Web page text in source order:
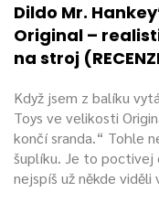
Dildo Mr.
Original –
na stroj
Když jsem z balíku
Toys ve velikosti
končí sranda.“ Tohle
šuplíku. Je to
nejspíš už někde